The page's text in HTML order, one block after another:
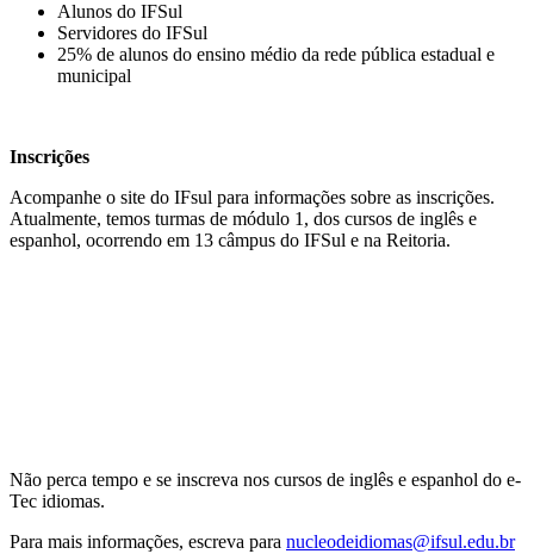
Alunos do IFSul
Servidores do IFSul
25% de alunos do ensino médio da rede pública estadual e
municipal
Inscrições
Acompanhe o site do IFsul para informações sobre as inscrições.
Atualmente, temos turmas de módulo 1, dos cursos de inglês e
espanhol, ocorrendo em 13 câmpus do IFSul e na Reitoria.
Não perca tempo e se inscreva nos cursos de inglês e espanhol do e-
Tec idiomas.
Para mais informações, escreva para nucleodeidiomas@ifsul.edu.br